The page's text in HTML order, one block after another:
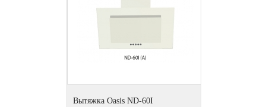
Вытяжка Oasis ND-60I